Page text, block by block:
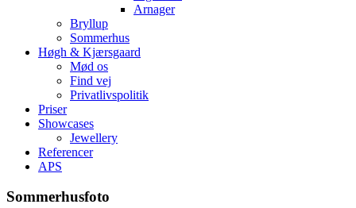
Arnager
Bryllup
Sommerhus
Høgh & Kjærsgaard
Mød os
Find vej
Privatlivspolitik
Priser
Showcases
Jewellery
Referencer
APS
Sommerhusfoto